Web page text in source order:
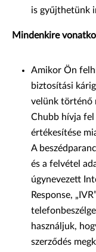
is gyűjthetünk
Mindenkire
Amikor Ön
biztosítási
velünk történő
Chubb hívja
értékesítése
A
és a felvétel
úgynevezett
Response,
használjuk,
szerződés